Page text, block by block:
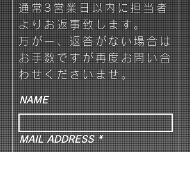
通常3営業日以内に担当者
よりお返事致します。
万が一、返答がない場合は
お手数ですが再度お問い合
わせくださいませ。
NAME
MAIL ADDRESS